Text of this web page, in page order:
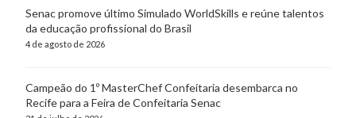
Senac promove último Simulado WorldSkills e reúne talentos
da educação profissional do Brasil
4 de agosto de 2026
Campeão do 1º MasterChef Confeitaria desembarca no
Recife para a Feira de Confeitaria Senac